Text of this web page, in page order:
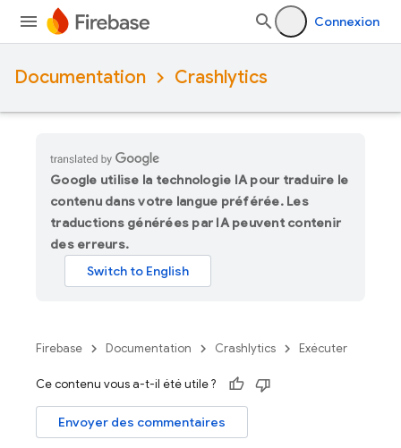
Connexion
Documentation Crashlytics
Google utilise la technologie IA pour traduire le
contenu dans votre langue préférée. Les
traductions générées par IA peuvent contenir
des erreurs.
Firebase Documentation Crashlytics Exécuter
Ce contenu vous a-t-il été utile ?
Envoyer des commentaires